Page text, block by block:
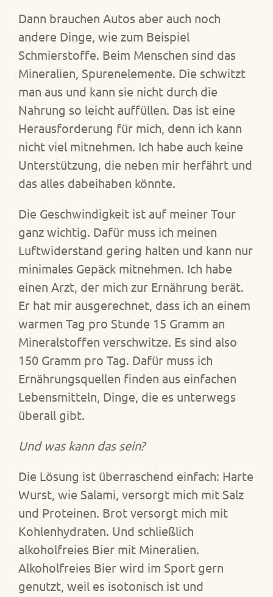
Dann brauchen Autos aber auch noch
andere Dinge, wie zum Beispiel
Schmierstoffe. Beim Menschen sind das
Mineralien, Spurenelemente. Die schwitzt
man aus und kann sie nicht durch die
Nahrung so leicht auffüllen. Das ist eine
Herausforderung für mich, denn ich kann
nicht viel mitnehmen. Ich habe auch keine
Unterstützung, die neben mir herfährt und
das alles dabeihaben könnte.
Die Geschwindigkeit ist auf meiner Tour
ganz wichtig. Dafür muss ich meinen
Luftwiderstand gering halten und kann nur
minimales Gepäck mitnehmen. Ich habe
einen Arzt, der mich zur Ernährung berät.
Er hat mir ausgerechnet, dass ich an einem
warmen Tag pro Stunde 15 Gramm an
Mineralstoffen verschwitze. Es sind also
150 Gramm pro Tag. Dafür muss ich
Ernährungsquellen finden aus einfachen
Lebensmitteln, Dinge, die es unterwegs
überall gibt.
Und was kann das sein?
Die Lösung ist überraschend einfach: Harte
Wurst, wie Salami, versorgt mich mit Salz
und Proteinen. Brot versorgt mich mit
Kohlenhydraten. Und schließlich
alkoholfreies Bier mit Mineralien.
Alkoholfreies Bier wird im Sport gern
genutzt, weil es isotonisch ist und